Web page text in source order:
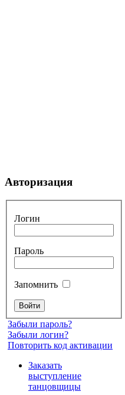
Авторизация
Логин
Пароль
Запомнить
Забыли пароль?
Забыли логин?
Повторить код активации
Заказать
выступление
танцовщицы